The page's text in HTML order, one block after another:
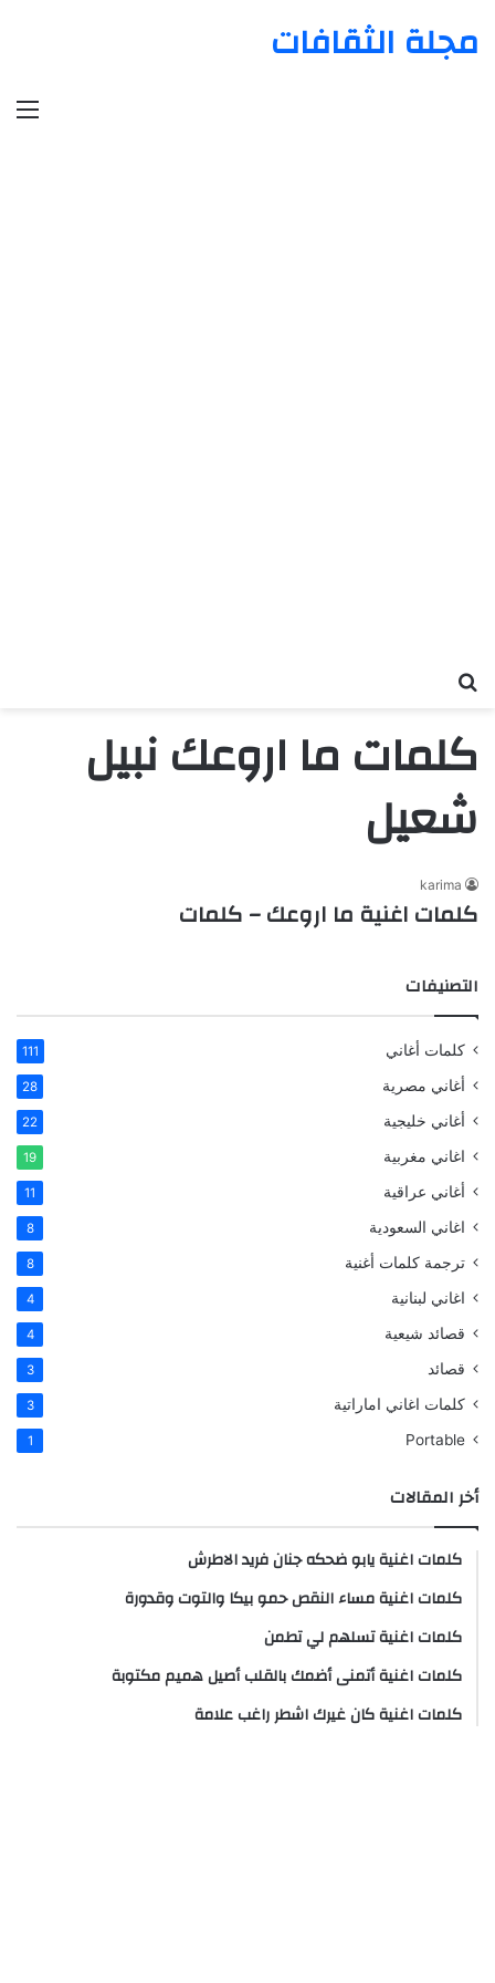
مجلة الثقافات
كلمات ما اروعك نبيل
شعيل
karima
كلمات اغنية ما اروعك – كلمات
التصنيفات
كلمات أغاني 111
أغاني مصرية 28
أغاني خليجية 22
اغاني مغربية 19
أغاني عراقية 11
اغاني السعودية 8
ترجمة كلمات أغنية 8
اغاني لبنانية 4
قصائد شيعية 4
قصائد 3
كلمات اغاني اماراتية 3
Portable
1
أخر المقالات
كلمات اغنية يابو ضحكه جنان فريد الاطرش
كلمات اغنية مساء النقص حمو بيكا والتوت وقدورة
كلمات اغنية تسلهم لي تطمن
كلمات اغنية أتمنى أضمك بالقلب أصيل هميم مكتوبة
كلمات اغنية كان غيرك اشطر راغب علامة